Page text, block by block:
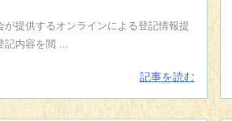
提供するオンラインによる登記情報提
記内容を閲 ...
記事を読む